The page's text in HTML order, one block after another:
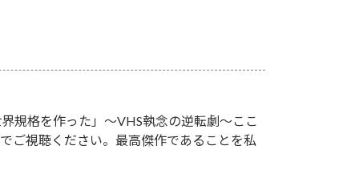
規格を作った」～VHS執念の逆転劇～ここ
ご視聴ください。最高傑作であることを私